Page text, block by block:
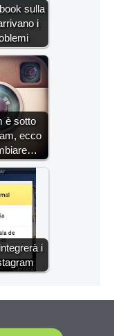
sulla
i
è sotto
ecco
i